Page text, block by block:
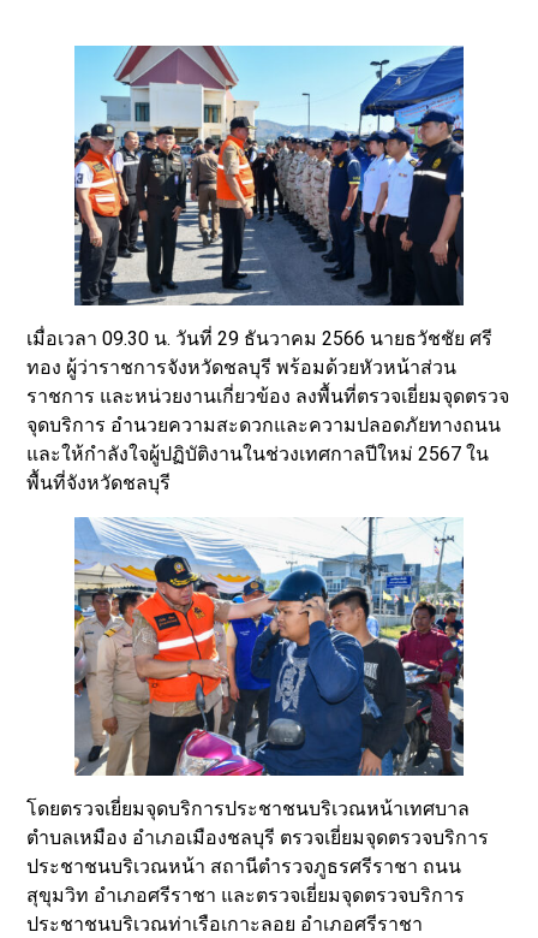
เมื่อเวลา 09.30 น. วันที่ 29 ธันวาคม 2566 นายธวัชชัย ศรี
ทอง ผู้ว่าราชการจังหวัดชลบุรี พร้อมด้วยหัวหน้าส่วน
ราชการ และหน่วยงานเกี่ยวข้อง ลงพื้นที่ตรวจเยี่ยมจุดตรวจ
จุดบริการ อำนวยความสะดวกและความปลอดภัยทางถนน
และให้กำลังใจผู้ปฏิบัติงานในช่วงเทศกาลปีใหม่ 2567 ใน
พื้นที่จังหวัดชลบุรี
โดยตรวจเยี่ยมจุดบริการประชาชนบริเวณหน้าเทศบาล
ตำบลเหมือง อำเภอเมืองชลบุรี ตรวจเยี่ยมจุดตรวจบริการ
ประชาชนบริเวณหน้า สถานีตำรวจภูธรศรีราชา ถนน
สุขุมวิท อำเภอศรีราชา และตรวจเยี่ยมจุดตรวจบริการ
ประชาชนบริเวณท่าเรือเกาะลอย อำเภอศรีราชา